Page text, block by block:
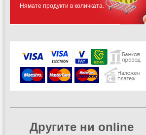
Нямате продукти в количката.
Другите ни online